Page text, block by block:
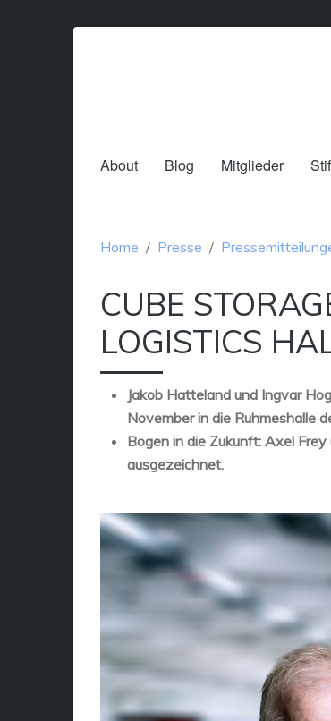
About Blog Mitglieder
Home Presse
CUBE
LOGISTICS
Jakob Hatteland und Ingvar
November in die Ruhmeshalle
Bogen in die Zukunft: Axel
ausgezeichnet.